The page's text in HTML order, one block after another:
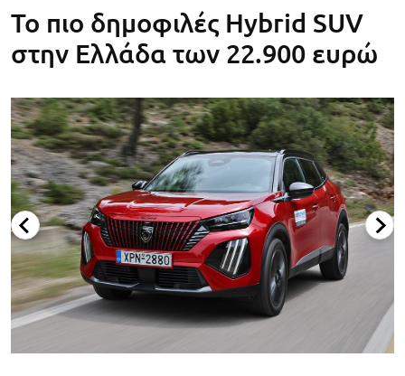
To πιο δημοφιλές Hybrid SUV
στην Ελλάδα των 22.900 ευρώ